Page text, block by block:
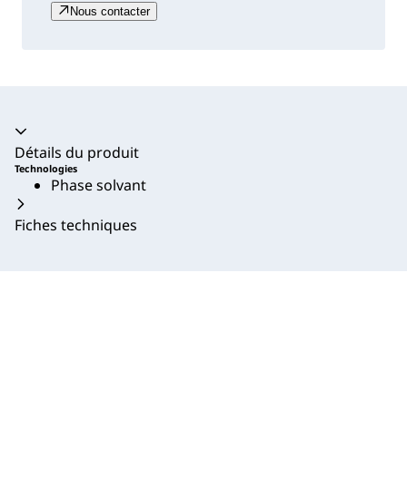
Nous contacter
Accordéon fermé
Détails du produit
Technologies
Phase solvant
Fiches techniques